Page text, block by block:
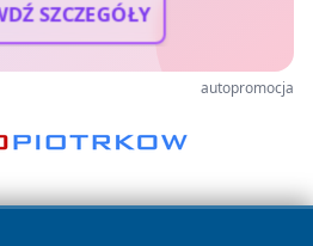
SZCZEGÓŁY
autopromocja